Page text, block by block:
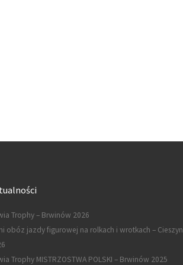
Trophy – Brwinów 2026
obóz jazdy figurowej na rolkach i wrotkach – Cieszyn
Trophy MISTRZOSTWA POLSKI – Brwinów 2025